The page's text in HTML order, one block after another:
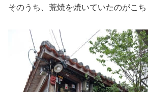
そのうち、荒焼を焼いていたのがこち